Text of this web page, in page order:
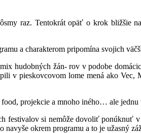
raz. Tentokrát opäť o krok bližšie
a charakterom pripomína svojich
hudobných žán- rov v podobe
v pieskovcovom lome mená ako
projekcie a mnoho iného… ale
si nemôže dovoliť ponúknuť
okrem programu a to je užasný